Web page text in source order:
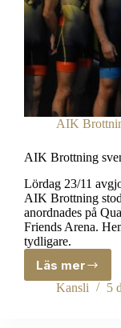
AIK
AIK Brottning
Lördag 23/11
AIK Brottning
anordnades på
Friends Arena.
tydligare.
Läs mer
AIK
Kansli 5